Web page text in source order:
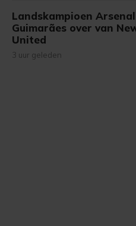
Landskampioen
Guimarães over van
United
3 uur geleden